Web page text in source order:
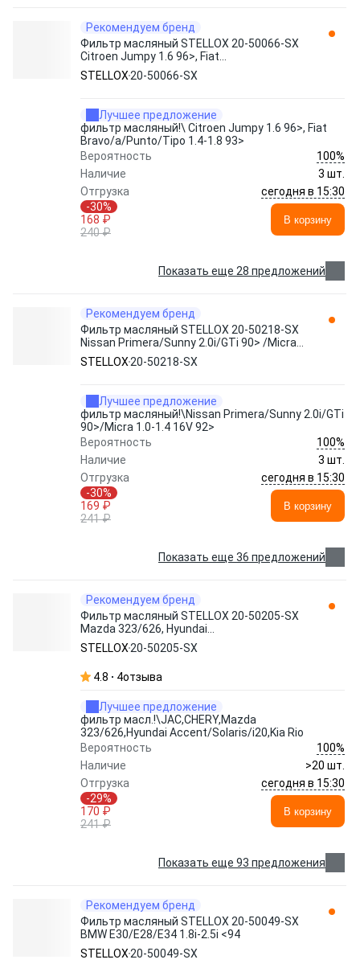
Рекомендуем бренд
Фильтр масляный STELLOX 20-50066-SX
Citroen Jumpy 1.6 96>, Fiat
Bravo/a/Punto/Tipo 1.4-1.8 93>
STELLOX 20-50066-SX
Лучшее предложение
фильтр масляный!\ Citroen Jumpy 1.6 96>, Fiat
Bravo/a/Punto/Tipo 1.4-1.8 93>
Вероятность
100%
Наличие
3 шт.
Отгрузка
сегодня в 15:30
-30%
168 ₽
240 ₽
В корзину
Показать еще 28 предложений
Рекомендуем бренд
Фильтр масляный STELLOX 20-50218-SX
Nissan Primera/Sunny 2.0i/GTi 90> /Micra
1.0-1.4 16V 92>
STELLOX 20-50218-SX
Лучшее предложение
фильтр масляный!\Nissan Primera/Sunny 2.0i/GTi
90>/Micra 1.0-1.4 16V 92>
Вероятность
100%
Наличие
3 шт.
Отгрузка
сегодня в 15:30
-30%
169 ₽
241 ₽
В корзину
Показать еще 36 предложений
Рекомендуем бренд
Фильтр масляный STELLOX 20-50205-SX
Mazda 323/626, Hyundai
Accent/Solaris/i20, Kia Rio/Sportage 1.1-
3.0i 90>
STELLOX 20-50205-SX
4.8 4отзыва
Лучшее предложение
фильтр масл.!\JAC,CHERY,Mazda
323/626,Hyundai Accent/Solaris/i20,Kia Rio
Вероятность
100%
Наличие
>20 шт.
Отгрузка
сегодня в 15:30
-29%
170 ₽
241 ₽
В корзину
Показать еще 93 предложения
Рекомендуем бренд
Фильтр масляный STELLOX 20-50049-SX
BMW E30/E28/E34 1.8i-2.5i <94
STELLOX 20-50049-SX